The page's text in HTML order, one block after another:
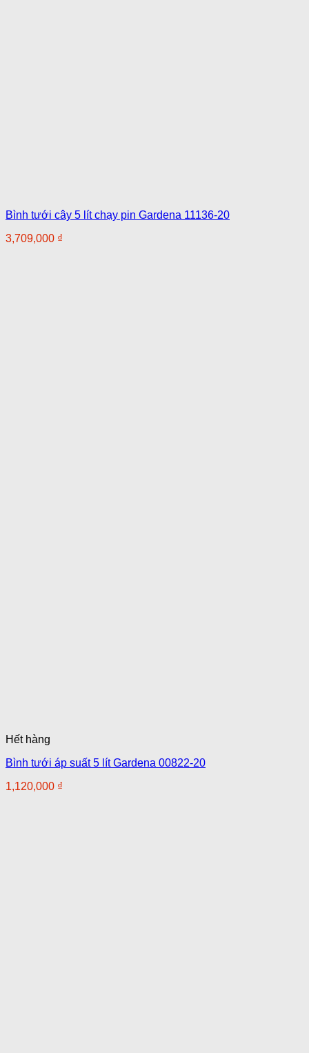
Bình tưới cây 5 lít chạy pin Gardena 11136-20
3,709,000 ₫
Hết hàng
Bình tưới áp suất 5 lít Gardena 00822-20
1,120,000 ₫